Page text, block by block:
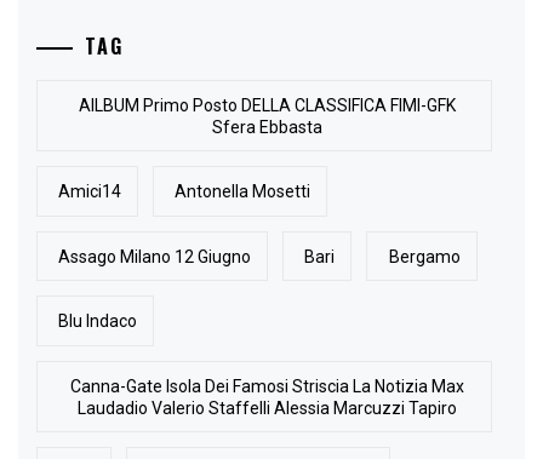
TAG
AlLBUM Primo Posto DELLA CLASSIFICA FIMI-GFK
Sfera Ebbasta
Amici14 Antonella Mosetti
Assago Milano 12 Giugno Bari Bergamo
Blu Indaco
Canna-Gate Isola Dei Famosi Striscia La Notizia Max
Laudadio Valerio Staffelli Alessia Marcuzzi Tapiro